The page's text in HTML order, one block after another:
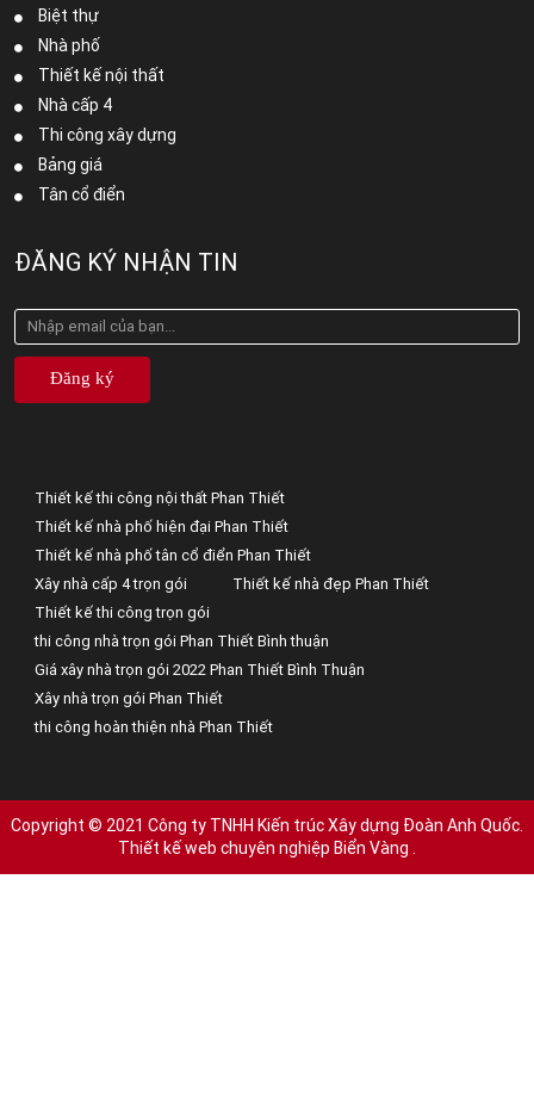
Biệt thự
Nhà phố
Thiết kế nội thất
Nhà cấp 4
Thi công xây dựng
Bảng giá
Tân cổ điển
ĐĂNG KÝ NHẬN TIN
Đăng ký
Thiết kế thi công nội thất Phan Thiết
Thiết kế nhà phố hiện đại Phan Thiết
Thiết kế nhà phố tân cổ điển Phan Thiết
Xây nhà cấp 4 trọn gói
Thiết kế nhà đẹp Phan Thiết
Thiết kế thi công trọn gói
thi công nhà trọn gói Phan Thiết Bình thuận
Giá xây nhà trọn gói 2022 Phan Thiết Bình Thuận
Xây nhà trọn gói Phan Thiết
thi công hoàn thiện nhà Phan Thiết
Copyright © 2021 Công ty TNHH Kiến trúc Xây dựng Đoàn Anh Quốc.
Thiết kế web chuyên nghiệp Biển Vàng